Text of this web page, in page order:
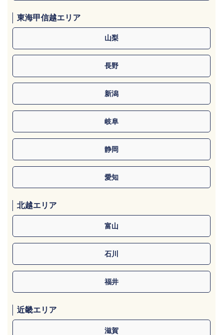
東海甲信越エリア
山梨
長野
新潟
岐阜
静岡
愛知
北越エリア
富山
石川
福井
近畿エリア
滋賀